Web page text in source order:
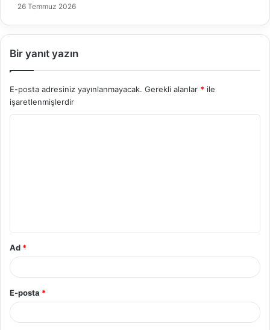
26 Temmuz 2026
Bir yanıt yazın
E-posta adresiniz yayınlanmayacak. Gerekli alanlar * ile
işaretlenmişlerdir
Ad *
E-posta *